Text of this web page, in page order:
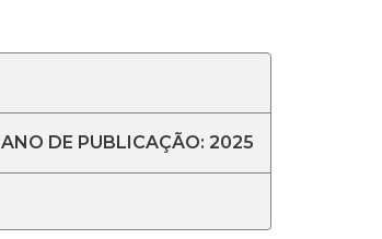
ANO DE PUBLICAÇÃO: 2025